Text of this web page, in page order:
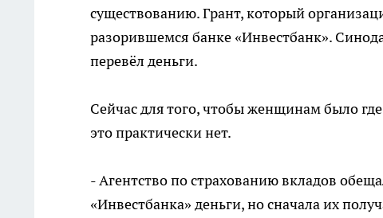
существованию. Грант, который
разорившемся банке «Инвестбанк».
перевёл деньги.
Сейчас для того, чтобы женщинам было
это практически нет.
- Агентство по страхованию вкладов
«Инвестбанка» деньги, но сначала их